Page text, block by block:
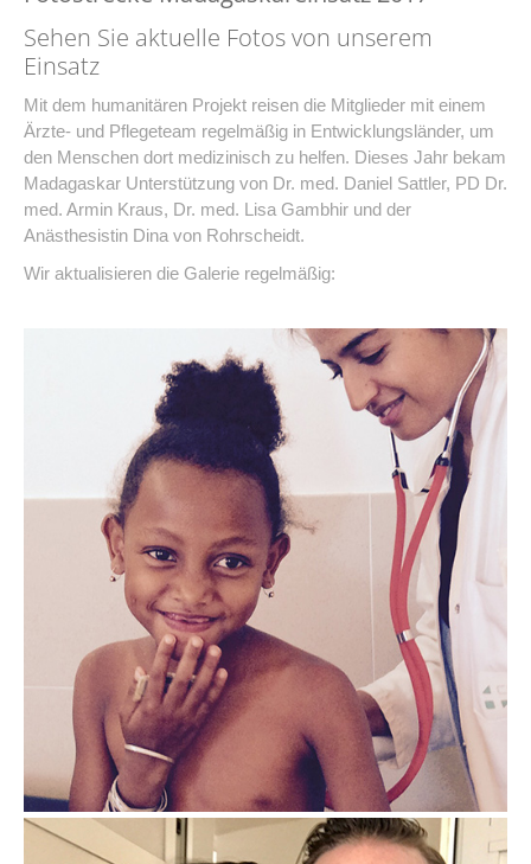
Sehen Sie aktuelle Fotos von unserem
Einsatz
Mit dem humanitären Projekt reisen die Mitglieder mit einem
Ärzte- und Pflegeteam regelmäßig in Entwicklungsländer, um
den Menschen dort medizinisch zu helfen. Dieses Jahr bekam
Madagaskar Unterstützung von Dr. med. Daniel Sattler, PD Dr.
med. Armin Kraus, Dr. med. Lisa Gambhir und der
Anästhesistin Dina von Rohrscheidt.
Wir aktualisieren die Galerie regelmäßig: